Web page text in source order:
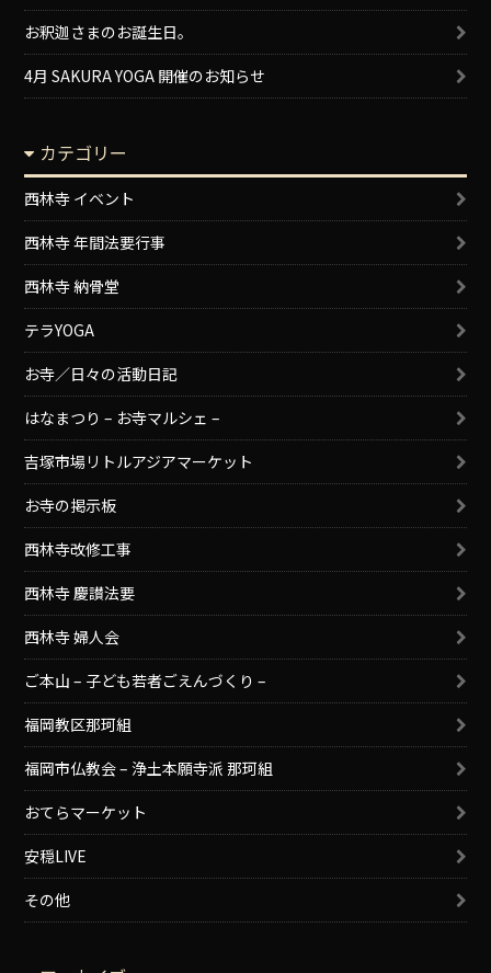
お釈迦さまのお誕生日。
4月 SAKURA YOGA 開催のお知らせ
カテゴリー
西林寺 イベント
西林寺 年間法要行事
西林寺 納骨堂
テラYOGA
お寺／日々の活動日記
はなまつり – お寺マルシェ –
吉塚市場リトルアジアマーケット
お寺の掲示板
西林寺改修工事
西林寺 慶讃法要
西林寺 婦人会
ご本山 – 子ども若者ごえんづくり –
福岡教区那珂組
福岡市仏教会 – 浄土本願寺派 那珂組
おてらマーケット
安穏LIVE
その他